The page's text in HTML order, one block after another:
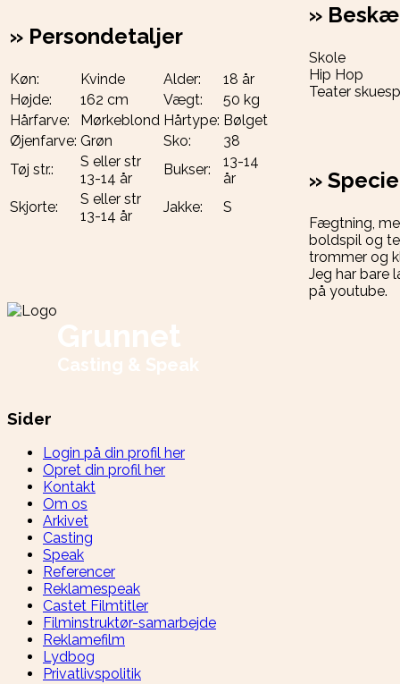
» Persondetaljer
Køn: Kvinde Alder:
18 år
Højde:
162 cm Vægt:
50 kg
Hårfarve:
Mørkeblond Hårtype: Bølget
Øjenfarve: Grøn Sko:
38
Tøj str.:
S eller str
13-14 år
Bukser:
13-14
år
Skjorte:
S eller str
13-14 år
Jakke: S
»
Skole
Hip Hop
Teater
»
Fægtning,
boldspil og
trommer og
Jeg har bare
på youtube.
Grunnet
Casting & Speak
Sider
Login på din profil her
Opret din profil her
Kontakt
Om os
Arkivet
Casting
Speak
Referencer
Reklamespeak
Castet Filmtitler
Filminstruktør-samarbejde
Reklamefilm
Lydbog
Privatlivspolitik